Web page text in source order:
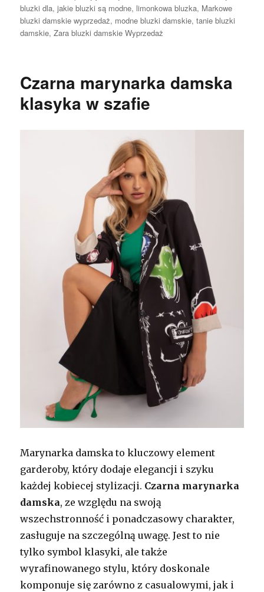
bluzki dla,jakie bluzki są modne, limonkowa bluzka, Markowe
bluzki damskie wyprzedaż, modne bluzki damskie,tanie bluzki
damskie,Zara bluzki damskie Wyprzedaż
Czarna marynarka damska
klasyka w szafie
Marynarka damska to kluczowy element
garderoby, który dodaje elegancji i szyku
każdej kobiecej stylizacji. Czarna marynarka
damska, ze względu na swoją
wszechstronność i ponadczasowy charakter,
zasługuje na szczególną uwagę. Jest to nie
tylko symbol klasyki, ale także
wyrafinowanego stylu, który doskonale
komponuje się zarówno z casualowymi, jak i